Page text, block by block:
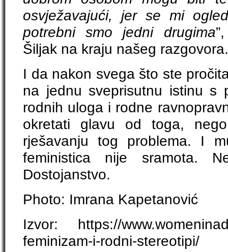
osvježavajući, jer se mi
potrebni smo jedni drugima
Šiljak na kraju našeg razgovora.
I da nakon svega što ste
na jednu sveprisutnu istinu s
rodnih uloga i rodne
okretati glavu od toga,
rješavanju tog problema. I
feministica nije sramota.
Dostojanstvo.
Photo: Imrana Kapetanović
Izvor: https://
feminizam-i-rodni-stereotipi/